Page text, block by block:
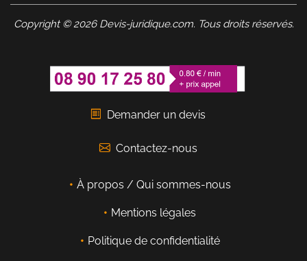
Copyright © 2026 Devis-juridique.com. Tous droits réservés.
Demander un devis
Contactez-nous
À propos / Qui sommes-nous
Mentions légales
Politique de confidentialité